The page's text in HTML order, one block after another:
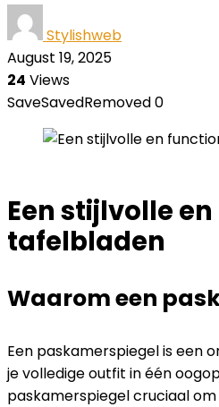
Stylishweb
August 19, 2025
24 Views
SaveSavedRemoved0
Een stijlvolle
tafelbladen
Waarom een
Een paskamerspiegel is een
je volledige outfit in één
paskamerspiegel cruciaal